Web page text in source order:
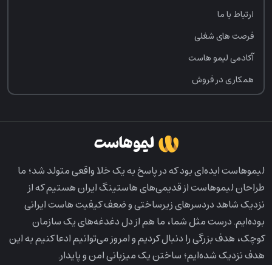
ارتباط با ما
فرصت‌ های شغلی
آکادمی لیمو هاست
همکاری در فروش
لیمو‌هاست ایده‌ای بود که در پاسخ به یک خلا واقعی متولد شد؛ ما
طراحان لیمو‌هاست از قدیمی‌های هاستینگ ایران هستیم که از
نزدیک شاهد دردسرهای زیرساختی و ضعف کیفیت هاست ایرانی
بوده‌ایم. درست مثل شما، ما هم از دل دغدغه‌های یک سازمان
کوچک، هدف بزرگی را دنبال کردیم و امروز می‌توانیم ادعا کنیم به این
هدف نزدیک شده‌ایم؛ ساختن یک میزبانی امن و پایدار.